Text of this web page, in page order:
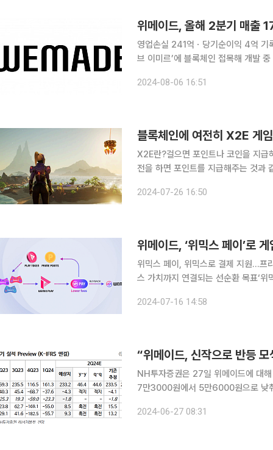
위메이드, 올해 2분기 매
영업손실 241억ㆍ당기순이익 4억 기
브 이미르’에 블록체인 접목해 개발 중 위메이드는 올해 2분기 매출 1714억 원을 기록했다고 6일
2024-08-06 16:51
블록체인에 여전히 X2E 게
X2E란?걸으면 포인트나 코인을 지급
전을 하면 포인트를 지급해주는 것과
젝트가 성공하기 위해 가장 중요한 조
2024-07-26 16:50
위메이드, ‘위믹스 페이’로
위믹스 페이, 위믹스로 결제 지원…프
스 가치까지 연결되는 선순환 목표‘
믹스 페이’를 공개했다. 게임의 성장
2024-07-16 14:58
“위메이드, 신작으로 반등
NH투자증권은 27일 위메이드에 대해
7만3000원에서 5만6000원으로 낮춰잡았다. 안재민 NH투자증권 연구원은
될 전망”이라며 “나이트크로우 매출
2024-06-27 08:31